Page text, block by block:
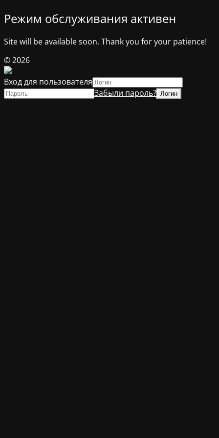
Режим обслуживания активен
Site will be available soon. Thank you for your patience!
© 2026
Вход для пользователя
Забыли пароль?